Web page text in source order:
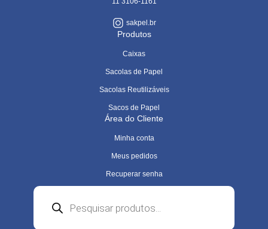
sakpel.br
Produtos
Caixas
Sacolas de Papel
Sacolas Reutilizáveis
Sacos de Papel
Área do Cliente
Minha conta
Meus pedidos
Recuperar senha
produtos